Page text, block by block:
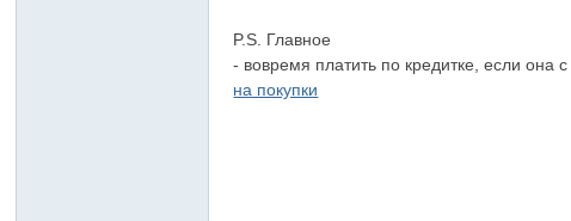
P.S. Главное
- вовремя платить по кредитке, если она
на покупки